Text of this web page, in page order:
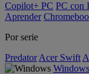
Copilot+ PC PC con
Aprender
Por serie
Predator Acer Swift
Windows